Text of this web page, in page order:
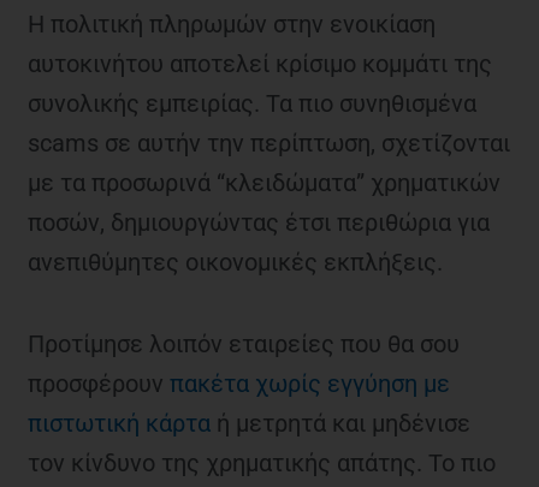
Η πολιτική πληρωμών στην ενοικίαση
αυτοκινήτου αποτελεί κρίσιμο κομμάτι της
συνολικής εμπειρίας. Τα πιο συνηθισμένα
scams σε αυτήν την περίπτωση, σχετίζονται
με τα προσωρινά “κλειδώματα” χρηματικών
ποσών, δημιουργώντας έτσι περιθώρια για
ανεπιθύμητες οικονομικές εκπλήξεις.
Προτίμησε λοιπόν εταιρείες που θα σου
προσφέρουν πακέτα χωρίς εγγύηση με
πιστωτική κάρτα ή μετρητά και μηδένισε
τον κίνδυνο της χρηματικής απάτης. Το πιο